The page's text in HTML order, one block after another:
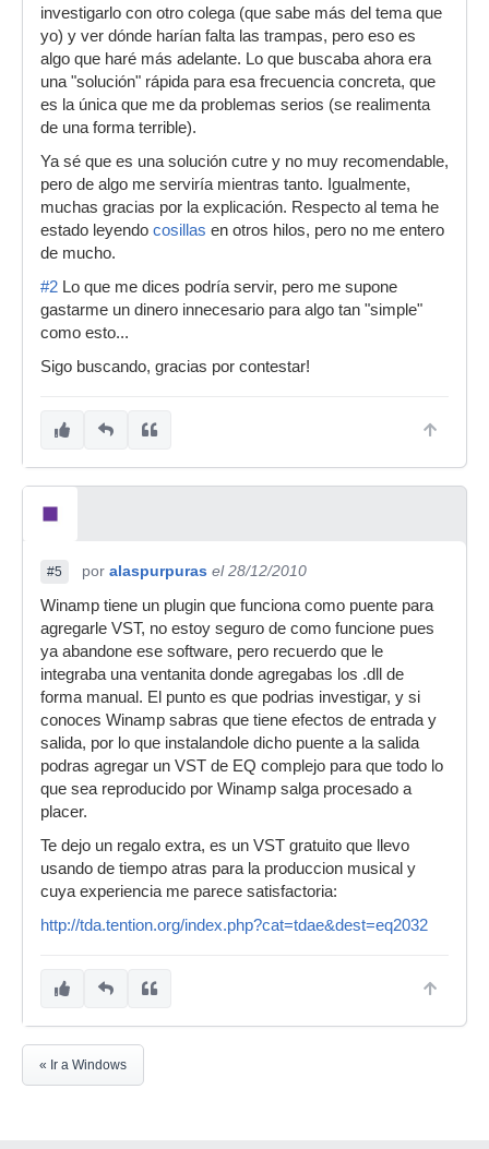
investigarlo con otro colega (que sabe más del tema que
yo) y ver dónde harían falta las trampas, pero eso es
algo que haré más adelante. Lo que buscaba ahora era
una "solución" rápida para esa frecuencia concreta, que
es la única que me da problemas serios (se realimenta
de una forma terrible).
Ya sé que es una solución cutre y no muy recomendable,
pero de algo me serviría mientras tanto. Igualmente,
muchas gracias por la explicación. Respecto al tema he
estado leyendo cosillas en otros hilos, pero no me entero
de mucho.
#2 Lo que me dices podría servir, pero me supone
gastarme un dinero innecesario para algo tan "simple"
como esto...
Sigo buscando, gracias por contestar!
#5 por alaspurpuras el 28/12/2010
Winamp tiene un plugin que funciona como puente para
agregarle VST, no estoy seguro de como funcione pues
ya abandone ese software, pero recuerdo que le
integraba una ventanita donde agregabas los .dll de
forma manual. El punto es que podrias investigar, y si
conoces Winamp sabras que tiene efectos de entrada y
salida, por lo que instalandole dicho puente a la salida
podras agregar un VST de EQ complejo para que todo lo
que sea reproducido por Winamp salga procesado a
placer.
Te dejo un regalo extra, es un VST gratuito que llevo
usando de tiempo atras para la produccion musical y
cuya experiencia me parece satisfactoria:
http://tda.tention.org/index.php?cat=tdae&dest=eq2032
« Ir a Windows